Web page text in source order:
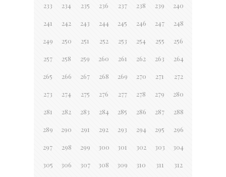
233 234 235 236 237 238 239 240
241 242 243 244 245 246 247 248
249 250 251 252 253 254 255 256
257 258 259 260 261 262 263 264
265 266 267 268 269 270 271 272
273 274 275 276 277 278 279 280
281 282 283 284 285 286 287 288
289 290 291 292 293 294 295 296
297 298 299 300 301 302 303 304
305 306 307 308 309 310 311 312